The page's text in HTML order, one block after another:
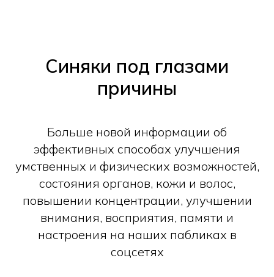
Синяки под глазами
причины
Больше новой информации об
эффективных способах улучшения
умственных и физических возможностей,
состояния органов, кожи и волос,
повышении концентрации, улучшении
внимания, восприятия, памяти и
настроения на наших пабликах в
соцсетях